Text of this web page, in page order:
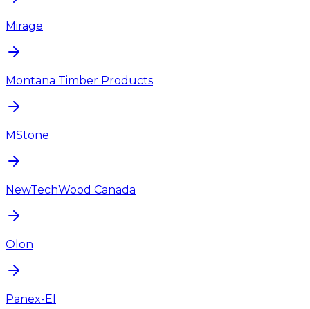
Mirage
Montana Timber Products
MStone
NewTechWood Canada
Olon
Panex-El